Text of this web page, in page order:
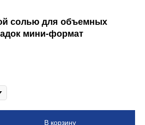
солью для объемных
мини-формат
В корзину